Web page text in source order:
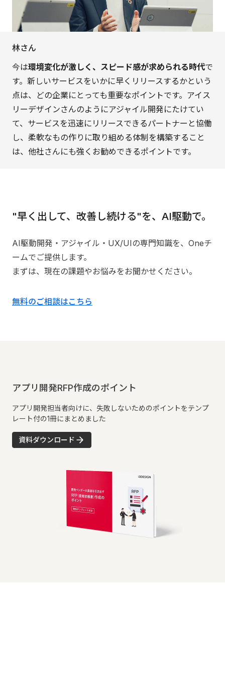
林さん
今は環境変化が激しく、スピード感が求められる時代で
す。新しいサービスをいかに早くリリースするかという
点は、どの企業にとっても重要なポイントです。アイス
リーデザインさんのようにアジャイル開発にたけてい
て、サービスを迅速にリリースできるパートナーと協働
し、柔軟なもの作りに取り組める体制を構築すること
は、他社さんにも強くお勧めできるポイントです。
"早く出して、改善し続ける"を、AI駆動で。
AI駆動開発・アジャイル・UX/UIの専門知識を、Oneチ
ームでご提供します。
まずは、現在の課題やお悩みをお聞かせください。
無料のご相談はこちら
アプリ開発RFP作成のポイント
アプリ開発担当者向けに、失敗しないためのポイントをテンプ
レート付の1冊にまとめました
資料ダウンロード